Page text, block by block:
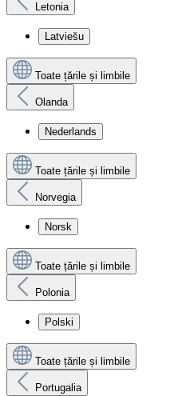
Letonia
Latviešu
Toate țările și limbile
Olanda
Nederlands
Toate țările și limbile
Norvegia
Norsk
Toate țările și limbile
Polonia
Polski
Toate țările și limbile
Portugalia